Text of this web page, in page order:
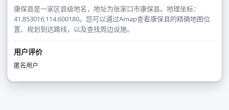
康保县是一家区县级地名，地址为张家口市康保县。地理坐标：
41.853016,114.600180。您可以通过Amap查看康保县的精确地图位
置、规划到达路线，以及查找周边设施。
用户评价
匿名用户